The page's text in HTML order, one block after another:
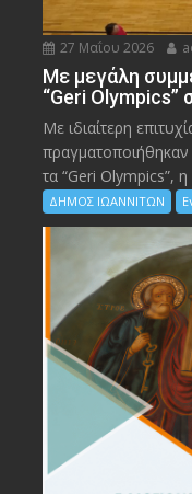
27 Μαΐου 2026
Με μεγάλη
“Geri Olympics”
Με ιδιαίτερη
τα “Geri Olympics”, η
ΔΗΜΟΣ ΙΩΑΝΝΙΤΩΝ